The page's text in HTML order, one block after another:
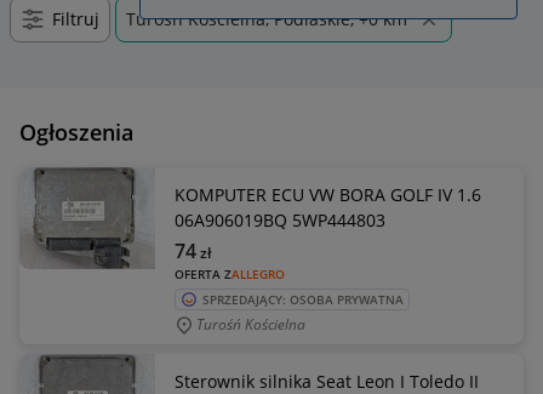
Filtruj Turośń Kościelna, Podlaskie, +0 km
Ogłoszenia
KOMPUTER ECU VW BORA GOLF IV 1.6
06A906019BQ 5WP444803
OFERTA ZALLEGRO
74zł
SPRZEDAJĄCY: OSOBA PRYWATNA
Turośń Kościelna
Sterownik silnika Seat Leon I Toledo II